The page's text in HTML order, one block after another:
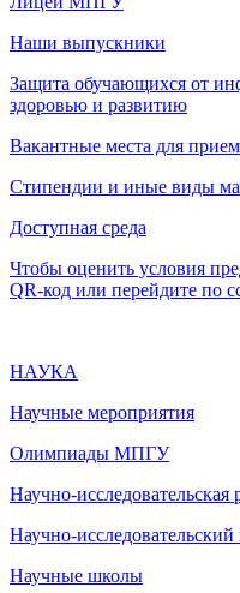
Наши выпускники
Защита обучающихся от
здоровью и развитию
Вакантные места для
Стипендии и иные виды
Доступная среда
Чтобы оценить условия
QR-код или перейдите по
НАУКА
Научные мероприятия
Олимпиады МПГУ
Научно-исследовательская
Научно-
Научные школы